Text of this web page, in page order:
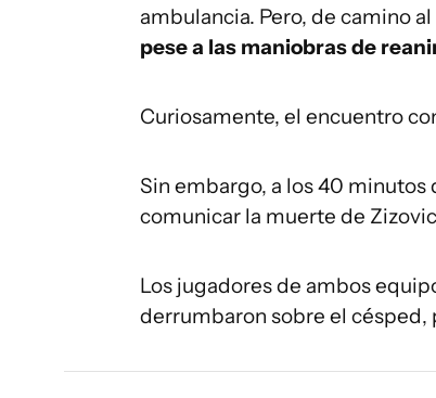
ambulancia. Pero, de camino
pese a las maniobras de
Curiosamente, el encuentro
Sin embargo, a los 40
comunicar la muerte de
Los jugadores de ambos
derrumbaron sobre el césped,